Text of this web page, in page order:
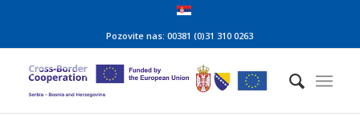
Pozovite nas: 00381 (0)31 310 0263